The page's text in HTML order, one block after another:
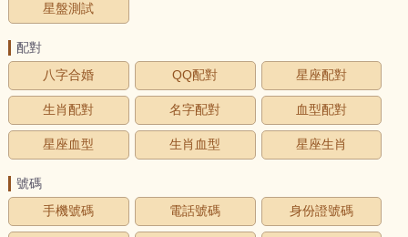
星盤測試
配對
八字合婚
QQ配對 星座配對
生肖配對 名字配對 血型配對
星座血型 生肖血型 星座生肖
號碼
手機號碼
電話號碼 身份證號碼